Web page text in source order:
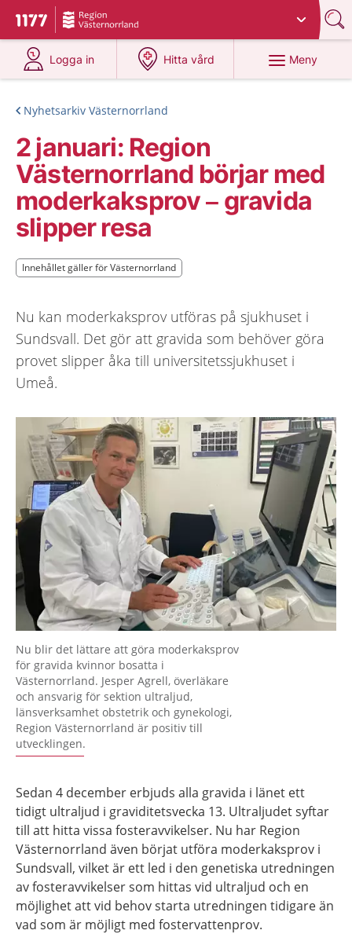
Till startsidan för 1177
Du har valt region
Logga in
på 1177.se
Hitta vård
på 1177.se
Meny
Nyhetsarkiv Västernorrland
2 januari: Region
Västernorrland börjar med
moderkaksprov – gravida
slipper resa
Innehållet gäller för Västernorrland
Innehållet gäller för Västernorrland
Nu kan moderkaksprov utföras på sjukhuset i
Sundsvall. Det gör att gravida som behöver göra
provet slipper åka till universitetssjukhuset i
Umeå.
Nu blir det lättare att göra moderkaksprov
för gravida kvinnor bosatta i
Västernorrland. Jesper Agrell, överläkare
och ansvarig för sektion ultraljud,
länsverksamhet obstetrik och gynekologi,
Region Västernorrland är positiv till
utvecklingen.
Sedan 4 december erbjuds alla gravida i länet ett
tidigt ultraljud i graviditetsvecka 13. Ultraljudet syftar
till att hitta vissa fosteravvikelser. Nu har Region
Västernorrland även börjat utföra moderkaksprov i
Sundsvall, vilket är ett led i den genetiska utredningen
av fosteravvikelser som hittas vid ultraljud och en
möjlighet att vid behov starta utredningen tidigare än
vad som är möjligt med fostervattenprov.